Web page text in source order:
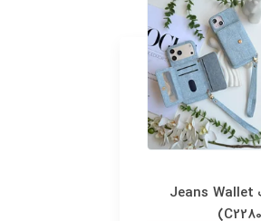
قاب Jeans Wallet